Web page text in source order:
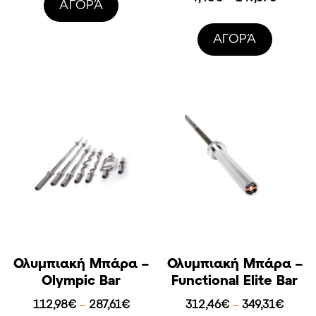
AΓΟΡΆ
AΓΟΡΆ
Ολυμπιακή Μπάρα –
Olympic Bar
112,98€ – 287,61€Price
Ολυμπιακή Μπάρα –
Functional Elite Bar
312,46€ – 349,31€Price